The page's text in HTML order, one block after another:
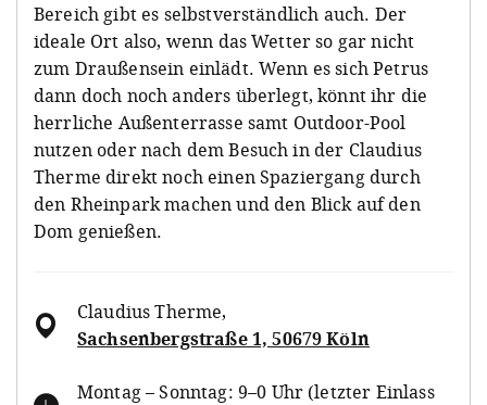
Bereich gibt es selbstverständlich auch. Der
ideale Ort also, wenn das Wetter so gar nicht
zum Draußensein einlädt. Wenn es sich Petrus
dann doch noch anders überlegt, könnt ihr die
herrliche Außenterrasse samt Outdoor-Pool
nutzen oder nach dem Besuch in der Claudius
Therme direkt noch einen Spaziergang durch
den Rheinpark machen und den Blick auf den
Dom genießen.
Claudius Therme,
Sachsenbergstraße 1, 50679 Köln
Montag – Sonntag: 9–0 Uhr (letzter Einlass